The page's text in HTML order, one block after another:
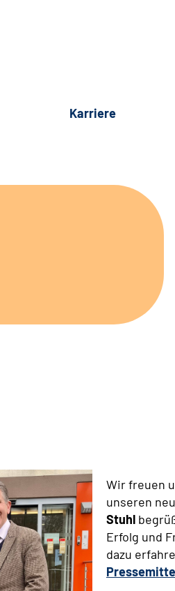
Karriere
Wir freuen
unseren
Stuhl
Erfolg und
dazu